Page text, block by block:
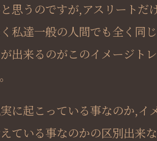
思うのですが,アスリートだ
私達一般の人間でも全く同じ
出来るのがこのイメージトレ
に起こっている事なのか,イ
ている事なのかの区別出来な